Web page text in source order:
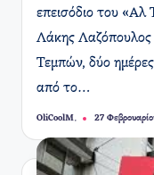
επεισόδιο του «Αλ
Λάκης
Τεμπών, δύο
από το…
Συγγραφέας:
OliCoolM. 27